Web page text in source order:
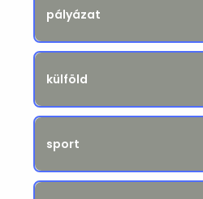
pályázat
külföld
sport